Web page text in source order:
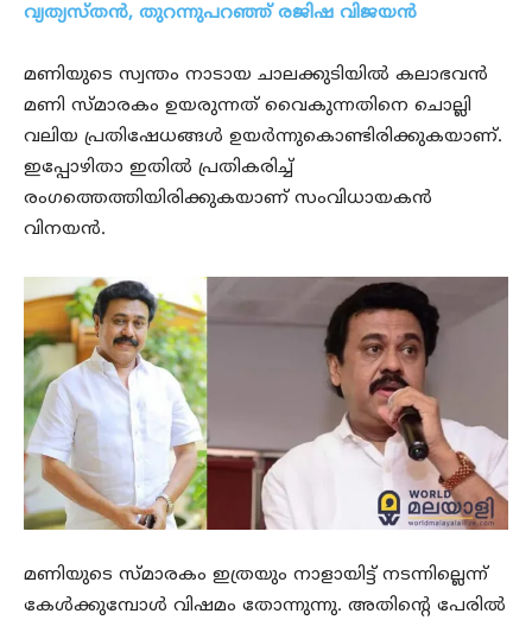
വ്യത്യസ്തന്‍, തുറന്നുപറഞ്ഞ് രജിഷ വിജയന്‍
മണിയുടെ സ്വന്തം നാടായ ചാലക്കുടിയില്‍ കലാഭവന്‍
മണി സ്മാരകം ഉയരുന്നത് വൈകുന്നതിനെ ചൊല്ലി
വലിയ പ്രതിഷേധങ്ങള്‍ ഉയര്‍ന്നുകൊണ്ടിരിക്കുകയാണ്.
ഇപ്പോഴിതാ ഇതില്‍ പ്രതികരിച്ച്
രംഗത്തെത്തിയിരിക്കുകയാണ് സംവിധായകന്‍
വിനയന്‍.
മണിയുടെ സ്മാരകം ഇത്രയും നാളായിട്ട് നടന്നില്ലെന്ന്
കേള്‍ക്കുമ്പോള്‍ വിഷമം തോന്നുന്നു. അതിന്റെ പേരില്‍